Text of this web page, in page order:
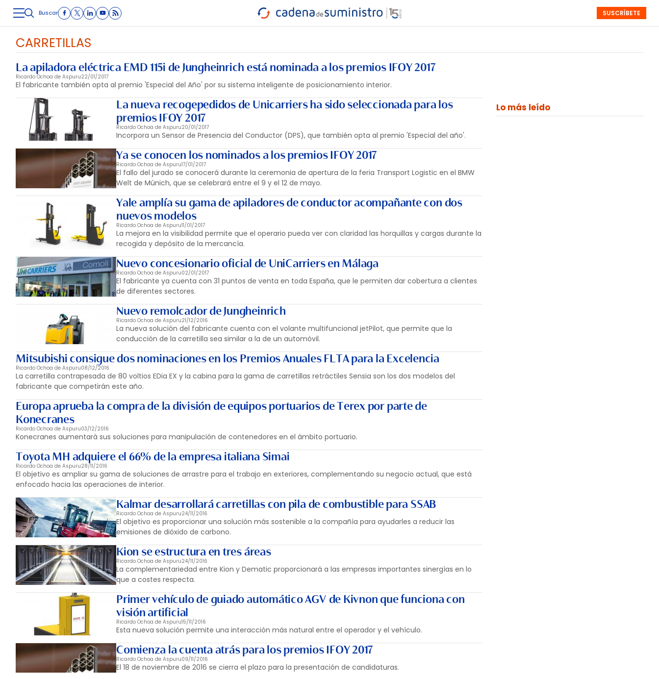
LOGÍSTICA INMOLOGÍSTICA INTRALOGÍSTICA CARRETERA
CARRETERA
MARÍTIMO INTERMODAL PROTAGONISTAS
SEMANALES
MONOGRÁFICOS EVENTOS
SUSCRÍBETE
Buscar
CARRETILLAS
La apiladora eléctrica EMD 115i de Jungheinrich está nominada a los premios IFOY 2017
Ricardo Ochoa de Aspuru22/01/2017
El fabricante también opta al premio 'Especial del Año' por su sistema inteligente de posicionamiento interior.
La nueva recogepedidos de Unicarriers ha sido seleccionada para los
premios IFOY 2017
Ricardo Ochoa de Aspuru20/01/2017
Incorpora un Sensor de Presencia del Conductor (DPS), que también opta al premio 'Especial del año'.
Ya se conocen los nominados a los premios IFOY 2017
Ricardo Ochoa de Aspuru17/01/2017
El fallo del jurado se conocerá durante la ceremonia de apertura de la feria Transport Logistic en el BMW
Welt de Múnich, que se celebrará entre el 9 y el 12 de mayo.
Yale amplía su gama de apiladores de conductor acompañante con dos
nuevos modelos
Ricardo Ochoa de Aspuru11/01/2017
La mejora en la visibilidad permite que el operario pueda ver con claridad las horquillas y cargas durante la
recogida y depósito de la mercancía.
Nuevo concesionario oficial de UniCarriers en Málaga
Ricardo Ochoa de Aspuru02/01/2017
El fabricante ya cuenta con 31 puntos de venta en toda España, que le permiten dar cobertura a clientes
de diferentes sectores.
Nuevo remolcador de Jungheinrich
Ricardo Ochoa de Aspuru21/12/2016
La nueva solución del fabricante cuenta con el volante multifuncional jetPilot, que permite que la
conducción de la carretilla sea similar a la de un automóvil.
Mitsubishi consigue dos nominaciones en los Premios Anuales FLTA para la Excelencia
Ricardo Ochoa de Aspuru08/12/2016
La carretilla contrapesada de 80 voltios EDia EX y la cabina para la gama de carretillas retráctiles Sensia son los dos modelos del
fabricante que competirán este año.
Europa aprueba la compra de la división de equipos portuarios de Terex por parte de
Konecranes
Ricardo Ochoa de Aspuru03/12/2016
Konecranes aumentará sus soluciones para manipulación de contenedores en el ámbito portuario.
Toyota MH adquiere el 66% de la empresa italiana Simai
Ricardo Ochoa de Aspuru28/11/2016
El objetivo es ampliar su gama de soluciones de arrastre para el trabajo en exteriores, complementando su negocio actual, que está
enfocado hacia las operaciones de interior.
Kalmar desarrollará carretillas con pila de combustible para SSAB
Ricardo Ochoa de Aspuru24/11/2016
El objetivo es proporcionar una solución más sostenible a la compañía para ayudarles a reducir las
emisiones de dióxido de carbono.
Kion se estructura en tres áreas
Ricardo Ochoa de Aspuru24/11/2016
La complementariedad entre Kion y Dematic proporcionará a las empresas importantes sinergías en lo
que a costes respecta.
Primer vehículo de guiado automático AGV de Kivnon que funciona con
visión artificial
Ricardo Ochoa de Aspuru15/11/2016
Esta nueva solución permite una interacción más natural entre el operador y el vehículo.
Comienza la cuenta atrás para los premios IFOY 2017
Ricardo Ochoa de Aspuru09/11/2016
El 18 de noviembre de 2016 se cierra el plazo para la presentación de candidaturas.
Lo más leído